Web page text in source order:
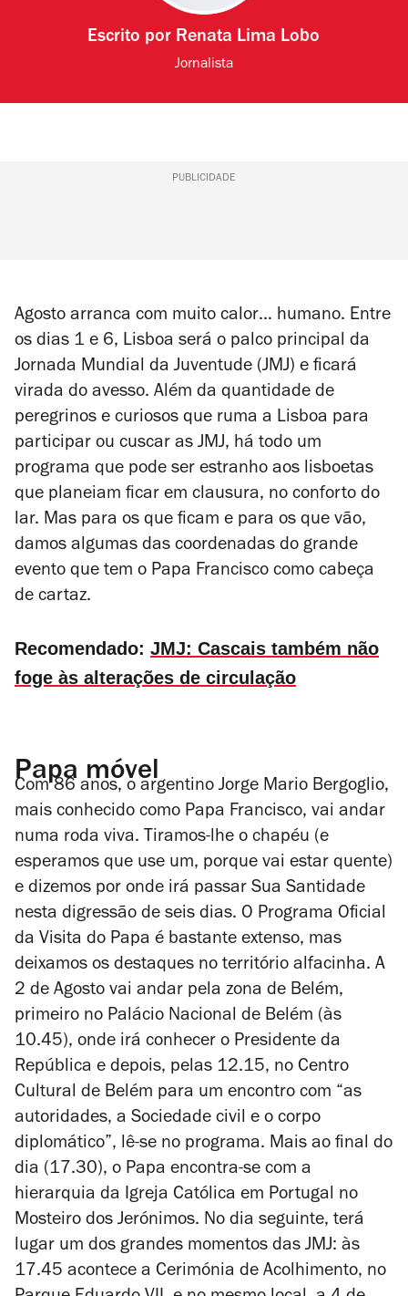
Escrito por Renata Lima Lobo
Jornalista
PUBLICIDADE
Agosto arranca com muito calor… humano. Entre
os dias 1 e 6, Lisboa será o palco principal da
Jornada Mundial da Juventude (JMJ) e ficará
virada do avesso. Além da quantidade de
peregrinos e curiosos que ruma a Lisboa para
participar ou cuscar as JMJ, há todo um
programa que pode ser estranho aos lisboetas
que planeiam ficar em clausura, no conforto do
lar. Mas para os que ficam e para os que vão,
damos algumas das coordenadas do grande
evento que tem o Papa Francisco como cabeça
de cartaz.
Recomendado: JMJ: Cascais também não
foge às alterações de circulação
Papa móvel
Com 86 anos, o argentino Jorge Mario Bergoglio,
mais conhecido como Papa Francisco, vai andar
numa roda viva. Tiramos-lhe o chapéu (e
esperamos que use um, porque vai estar quente)
e dizemos por onde irá passar Sua Santidade
nesta digressão de seis dias. O Programa Oficial
da Visita do Papa é bastante extenso, mas
deixamos os destaques no território alfacinha. A
2 de Agosto vai andar pela zona de Belém,
primeiro no Palácio Nacional de Belém (às
10.45), onde irá conhecer o Presidente da
República e depois, pelas 12.15, no Centro
Cultural de Belém para um encontro com “as
autoridades, a Sociedade civil e o corpo
diplomático”, lê-se no programa. Mais ao final do
dia (17.30), o Papa encontra-se com a
hierarquia da Igreja Católica em Portugal no
Mosteiro dos Jerónimos. No dia seguinte, terá
lugar um dos grandes momentos das JMJ: às
17.45 acontece a Cerimónia de Acolhimento, no